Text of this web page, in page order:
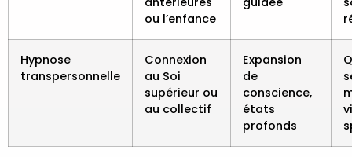
ou l’enfance
Hypnose
transpersonnelle
Connexion
au Soi
supérieur ou
au collectif
Expansion
de
conscience,
états
profonds